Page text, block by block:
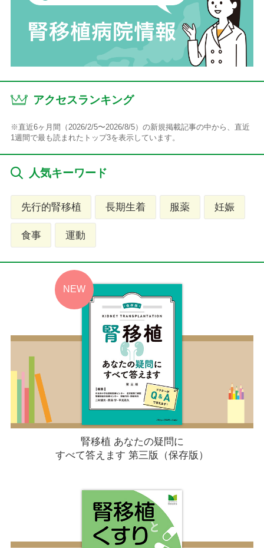
アクセスランキング
※直近6ヶ月間（2026/2/5〜2026/8/5）の新規掲載記事の中から、直近
1週間で最も読まれたトップ3を表示しています。
人気キーワード
先行的腎移植 長期生着 服薬 妊娠
食事 運動
腎移植 あなたの疑問に
すべて答えます 第三版（保存版）